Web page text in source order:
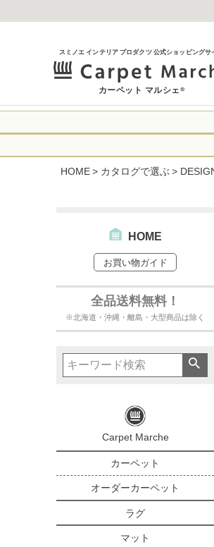
スミノエ インテリア プロダクツ 公式ショッピングサ
カーペット マルシェ®
HOME カタログで選ぶ
HOME
お買い物ガイド
全品送料無料！
※北海道・沖縄・離島・大型商品は除く
Carpet Marche
カーペット
オーダーカーペット
ラグ
マット